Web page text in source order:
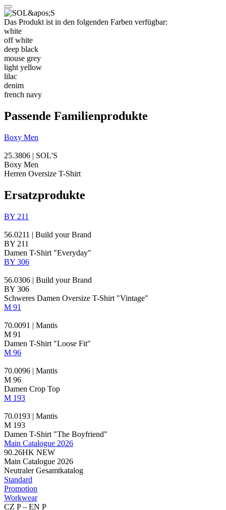
Das Produkt ist in den folgenden Farben verfügbar:
white
off white
deep black
mouse grey
light yellow
lilac
denim
french navy
Passende Familienprodukte
Boxy Men
25.3806 | SOL'S
Boxy Men
Herren Oversize T-Shirt
Ersatzprodukte
BY 211
56.0211 | Build your Brand
BY 211
Damen T-Shirt "Everyday"
BY 306
56.0306 | Build your Brand
BY 306
Schweres Damen Oversize T-Shirt "Vintage"
M 91
70.0091 | Mantis
M 91
Damen T-Shirt "Loose Fit"
M 96
70.0096 | Mantis
M 96
Damen Crop Top
M 193
70.0193 | Mantis
M 193
Damen T-Shirt "The Boyfriend"
Main Catalogue 2026
90.26HK NEW
Main Catalogue 2026
Neutraler Gesamtkatalog
Standard
Promotion
Workwear
CZ P – EN P